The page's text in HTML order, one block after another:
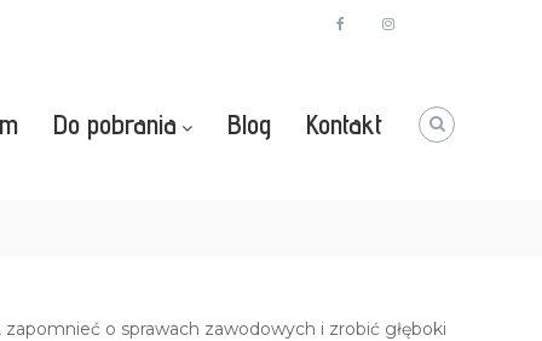
facebookinstagram
Do pobrania Blog Kontakt
o sprawach zawodowych i zrobić głęboki